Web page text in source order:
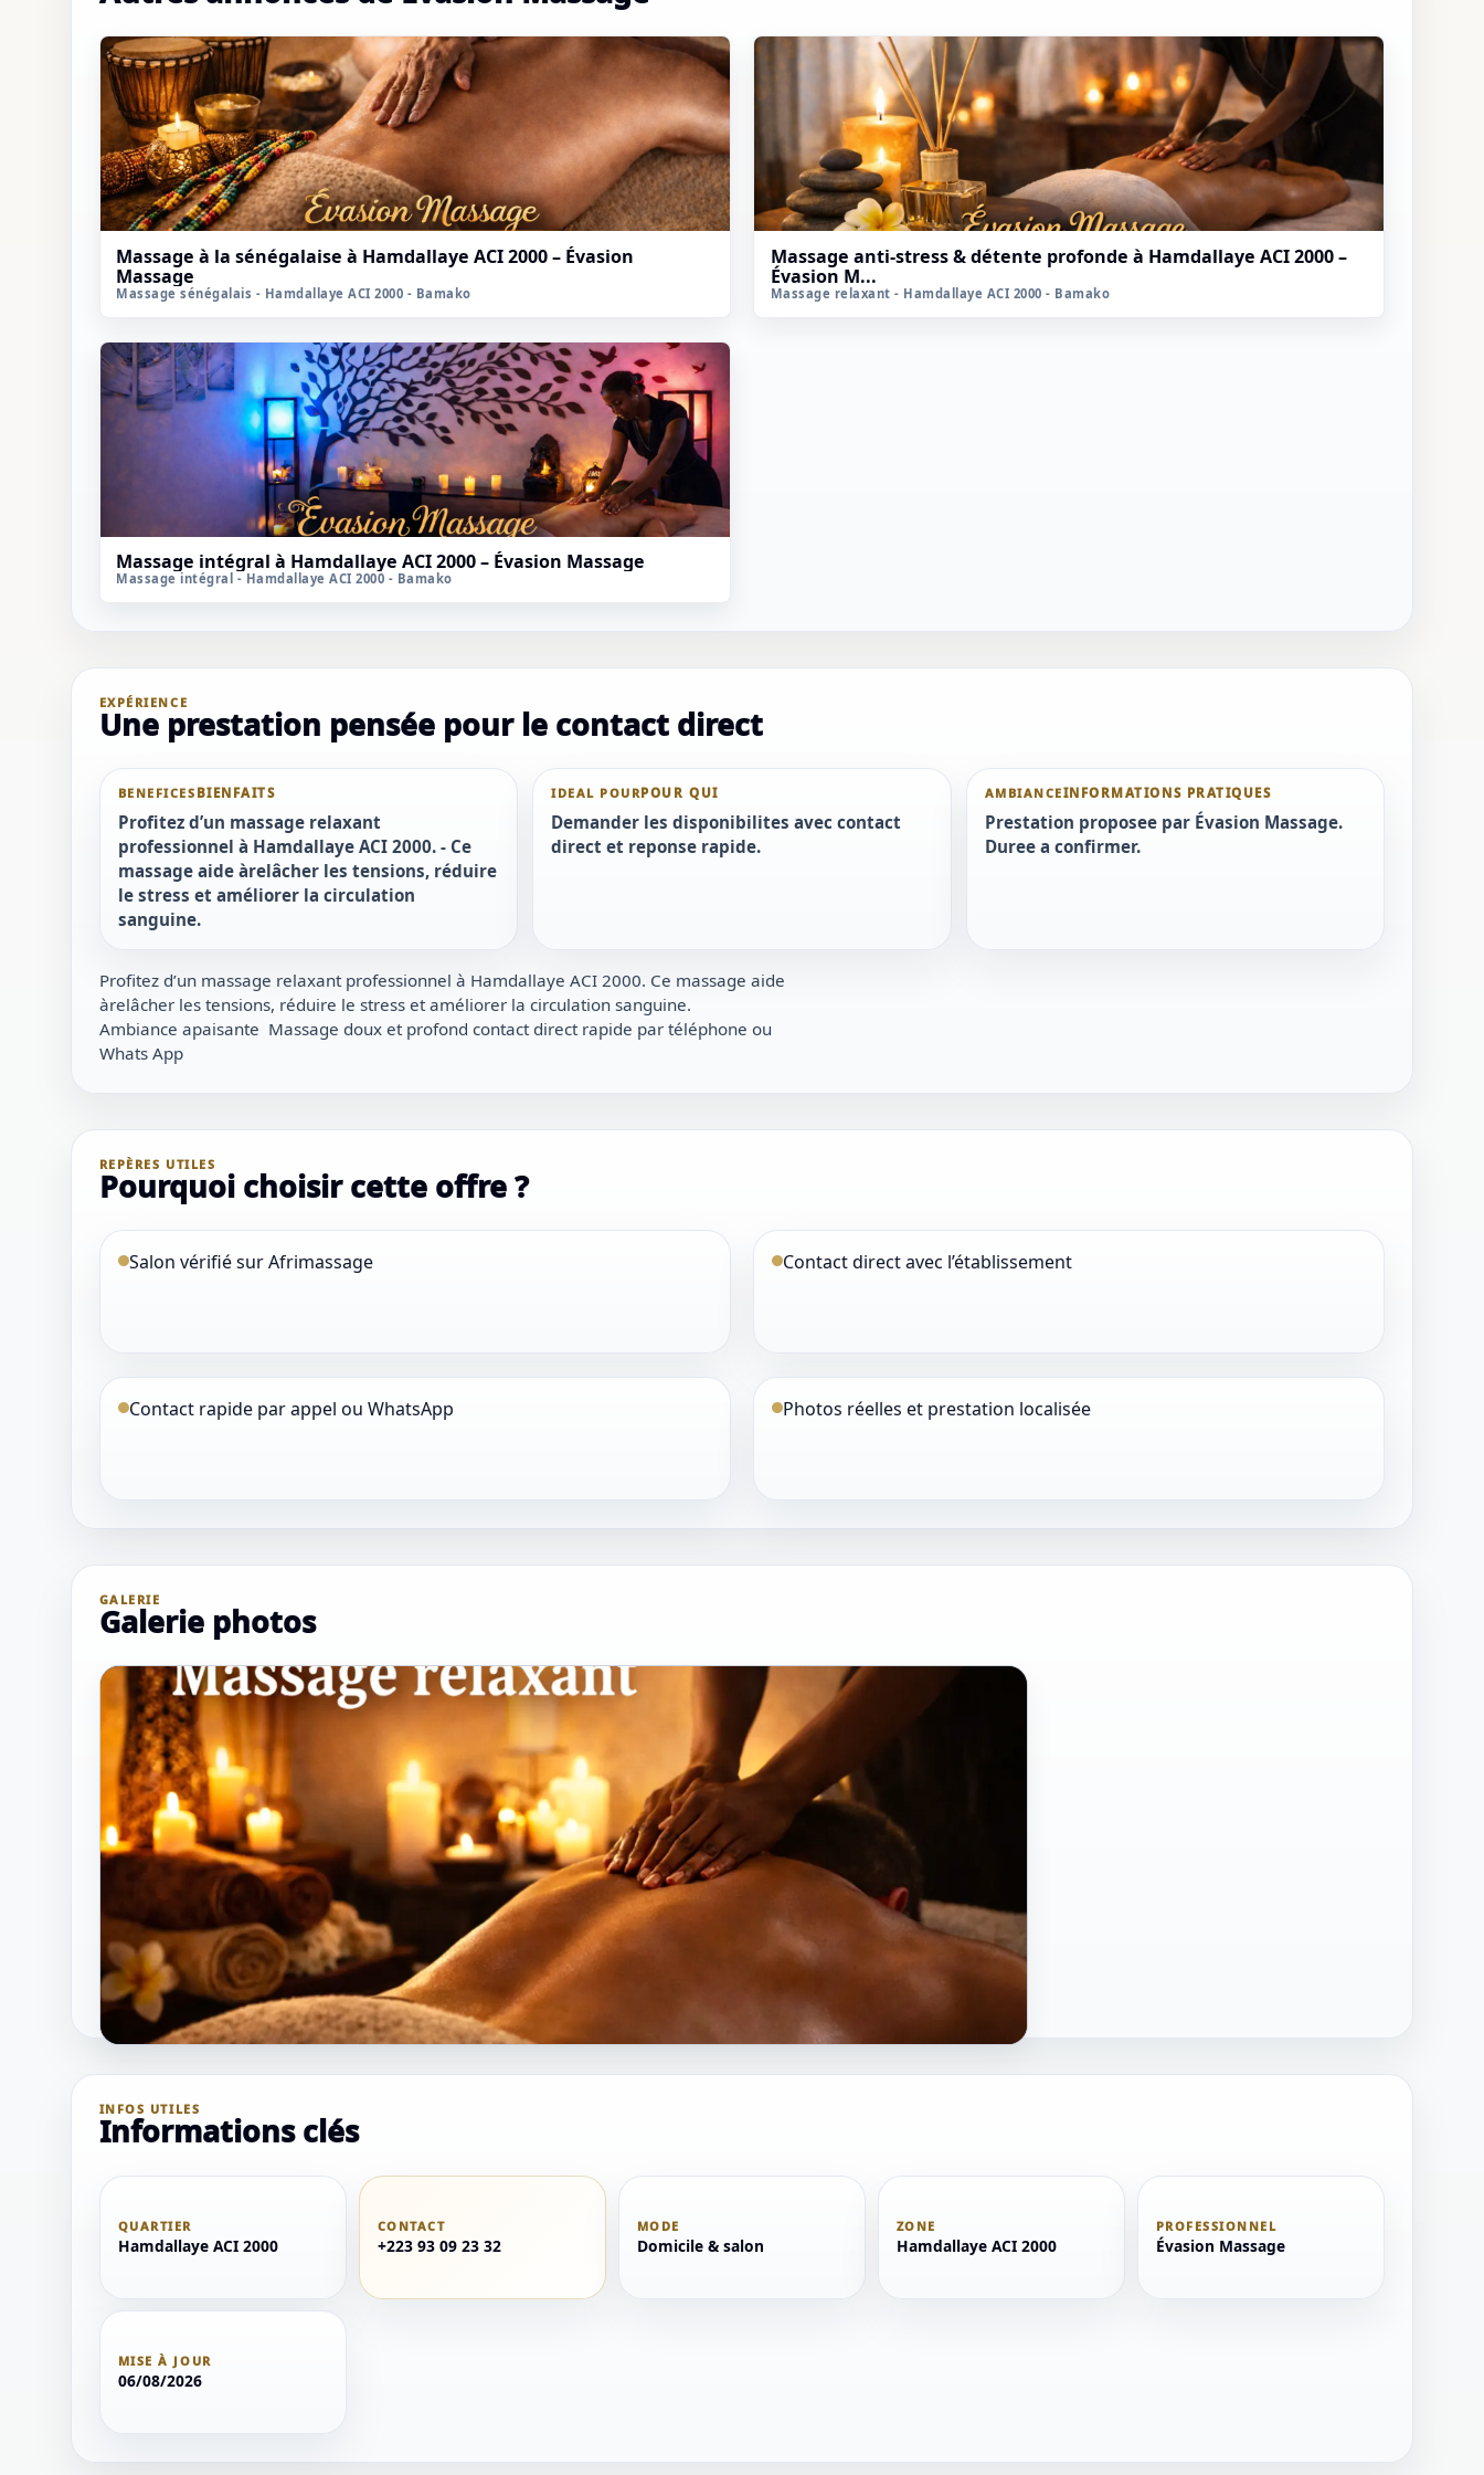
Massage sénégalais - Hamdallaye ACI 2000 - Bamako
Massage à la sénégalaise à Hamdallaye ACI 2000 – Évasion
Massage
Massage relaxant - Hamdallaye ACI 2000 - Bamako
Massage anti-stress & détente profonde à Hamdallaye ACI 2000 –
Évasion M...
Massage intégral - Hamdallaye ACI 2000 - Bamako
Massage intégral à Hamdallaye ACI 2000 – Évasion Massage
EXPÉRIENCE
Une prestation pensée pour le contact direct
BENEFICES
Profitez d’un massage relaxant
professionnel à Hamdallaye ACI 2000. - Ce
massage aide àrelâcher les tensions, réduire
le stress et améliorer la circulation
sanguine.
IDEAL POUR
Demander les disponibilites avec contact
direct et reponse rapide.
AMBIANCE
Prestation proposee par Évasion Massage.
Duree a confirmer.
Profitez d’un massage relaxant professionnel à Hamdallaye ACI 2000. Ce massage aide
àrelâcher les tensions, réduire le stress et améliorer la circulation sanguine.
Ambiance apaisante ‍️ Massage doux et profond contact direct rapide par téléphone ou
Whats App
REPÈRES UTILES
Pourquoi choisir cette offre ?
Salon vérifié sur Afrimassage Contact direct avec l’établissement
Contact rapide par appel ou WhatsApp Photos réelles et prestation localisée
GALERIE
Galerie photos
INFOS UTILES
Informations clés
QUARTIER
Hamdallaye ACI 2000
CONTACT
+223 93 09 23 32
MODE
Domicile & salon
ZONE
Hamdallaye ACI 2000
PROFESSIONNEL
Évasion Massage
MISE À JOUR
06/08/2026